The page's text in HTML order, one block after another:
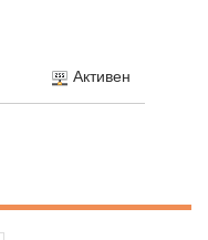
Активен